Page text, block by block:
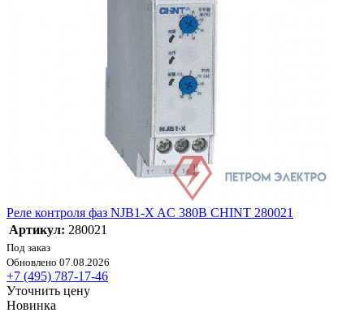
Реле контроля фаз NJB1-X AC 380В CHINT 280021
Артикул: 280021
Под заказ
Обновлено 07.08.2026
+7 (495) 787-17-46
Уточнить цену
Новинка